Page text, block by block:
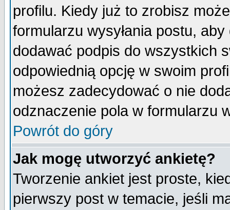
profilu. Kiedy już to zrobisz
formularzu wysyłania postu,
dodawać podpis do wszystkich
odpowiednią opcję w swoim
możesz zadecydować o nie
odznaczenie pola w formularzu
Powrót do góry
Jak mogę utworzyć ankietę?
Tworzenie ankiet jest proste,
pierwszy post w temacie, jeśli